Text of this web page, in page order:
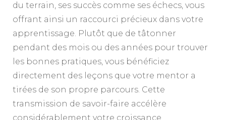
du terrain, ses succès comme ses échecs, vous
offrant ainsi un raccourci précieux dans votre
apprentissage. Plutôt que de tâtonner
pendant des mois ou des années pour trouver
les bonnes pratiques, vous bénéficiez
directement des leçons que votre mentor a
tirées de son propre parcours. Cette
transmission de savoir-faire accélère
considérablement votre croissance